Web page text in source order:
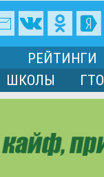
РЕЙТИНГИ
ШКОЛЫ ГТО